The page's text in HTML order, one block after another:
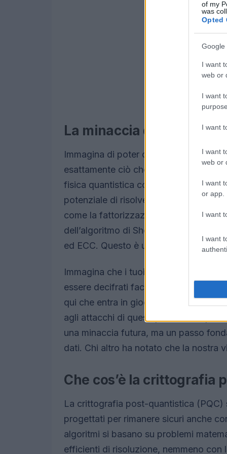
of my
was
Opted
Google
I want
web or
I want
I want
I want
web or
I want
or app.
I want
I want
La minaccia dei
Immagina di poter decifrare qualsiasi
esattamente ciò che i computer
fisica quantistica come la
potenziale di risolvere problemi
come la fattorizzazione di numeri
dell’algoritmo di Shor? Potrebbe
ed ECC. Questo è un grande problema,
Immagina che i tuoi dati più riservati,
essere decifrati facilmente. La
qui che entra in gioco la crittografia
agli attacchi di questi potenti
una minaccia futura, ma un passo
dati. Chi altro ha notato che la nostra
Che cos’è la crittografia
La crittografia post-quantistica (PQC)
progettati per rimanere sicuri anche
algoritmi si basano su problemi
efficienti di risoluzione, nemmeno